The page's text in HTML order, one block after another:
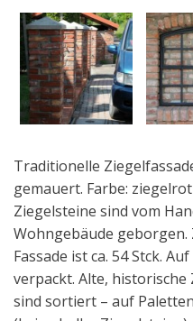
Traditionelle
gemauert. Farbe:
Ziegelsteine sind vom
Wohngebäude
Fassade ist ca. 54 Stck.
verpackt. Alte,
sind sortiert – auf